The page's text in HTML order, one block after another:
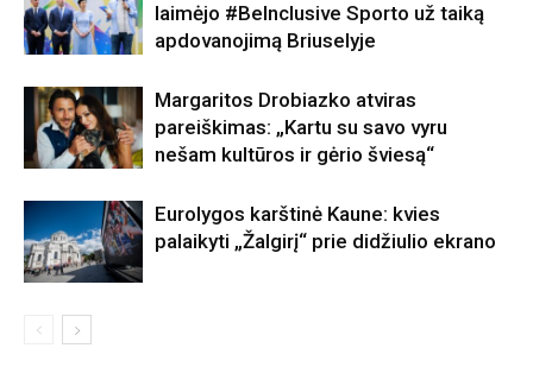
laimėjo #BeInclusive Sporto už taiką
apdovanojimą Briuselyje
Margaritos Drobiazko atviras
pareiškimas: „Kartu su savo vyru
nešam kultūros ir gėrio šviesą“
Eurolygos karštinė Kaune: kvies
palaikyti „Žalgirį“ prie didžiulio ekrano